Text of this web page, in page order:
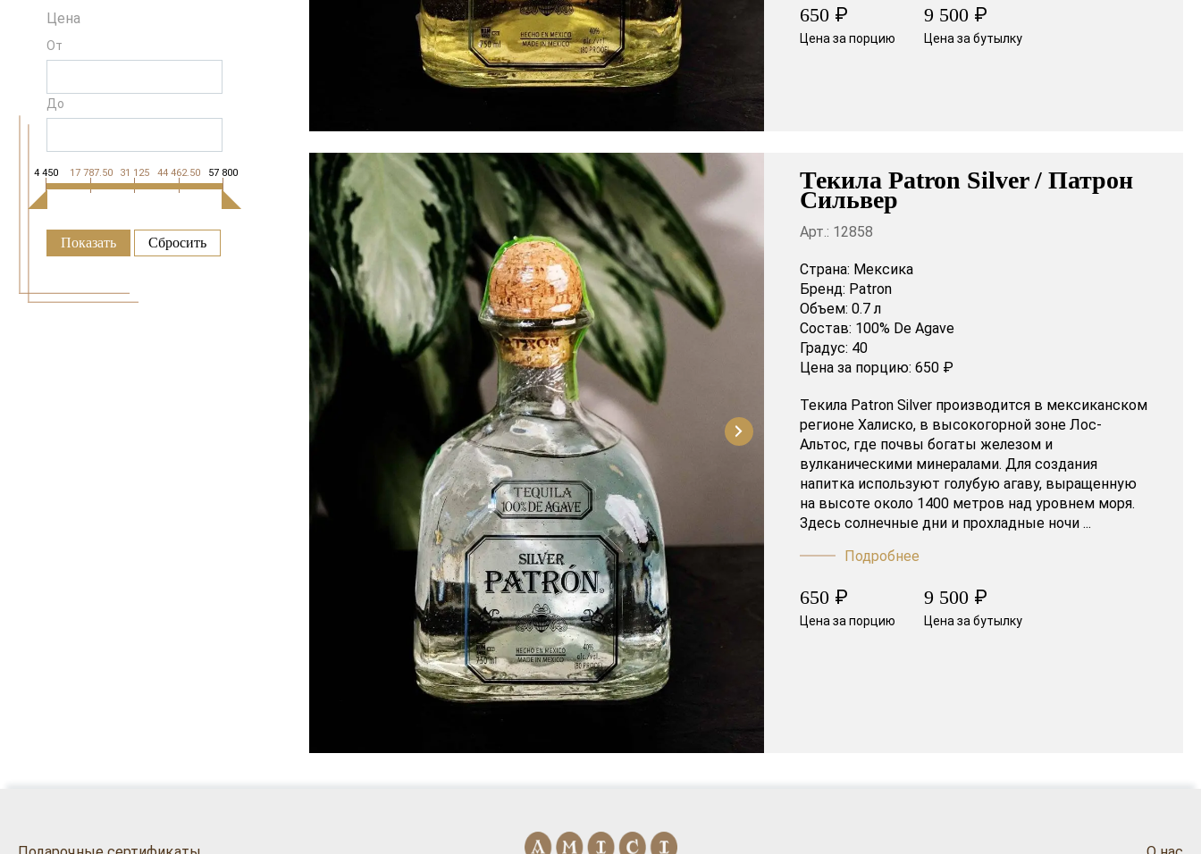
Цена
От
До
4 450 17 787.50 31 125 44 462.50 57 800
650 ₽
Цена за порцию
9 500 ₽
Цена за бутылку
Текила Patron Silver / Патрон
Сильвер
Арт.: 12858
Страна: Мексика
Бренд: Patron
Объем: 0.7 л
Состав: 100% De Agave
Градус: 40
Цена за порцию: 650 ₽
Текила Patron Silver производится в мексиканском
регионе Халиско, в высокогорной зоне Лос-
Альтос, где почвы богаты железом и
вулканическими минералами. Для создания
напитка используют голубую агаву, выращенную
на высоте около 1400 метров над уровнем моря.
Здесь солнечные дни и прохладные ночи ...
Подробнее
650 ₽
Цена за порцию
9 500 ₽
Цена за бутылку